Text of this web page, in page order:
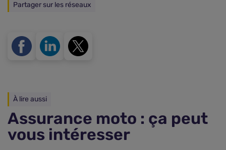
Partager sur les réseaux
À lire aussi
Assurance moto : ça peut
vous intéresser